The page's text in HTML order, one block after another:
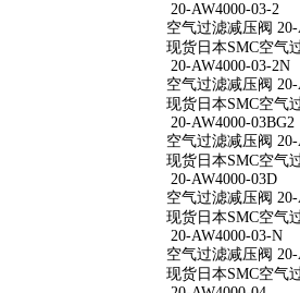
20-AW4000-03-2
空气过滤减压阀 20-
现货日本SMC空气
20-AW4000-03-2N
空气过滤减压阀
现货日本SMC空气
20-AW4000-03BG2
空气过滤减压阀 20-
现货日本SMC空气
20-AW4000-03D
空气过滤减压阀 20-
现货日本SMC空气
20-AW4000-03-N
空气过滤减压阀
现货日本SMC空气